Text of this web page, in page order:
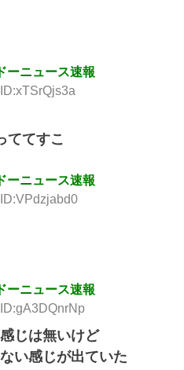
ーニュース速報
ててすこ
ーニュース速報
ーニュース速報
じは無いけど
い感じが出ていた